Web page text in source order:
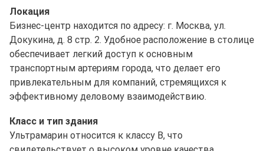
Локация
Бизнес-центр находится по адресу: г. Москва, ул.
Докукина, д. 8 стр. 2. Удобное расположение в столице
обеспечивает легкий доступ к основным
транспортным артериям города, что делает его
привлекательным для компаний, стремящихся к
эффективному деловому взаимодействию.
Класс и тип здания
Ультрамарин относится к классу B, что